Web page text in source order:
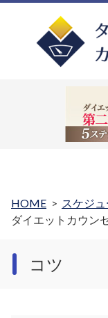
HOME
スケジ
ダイエットカウン
コツ